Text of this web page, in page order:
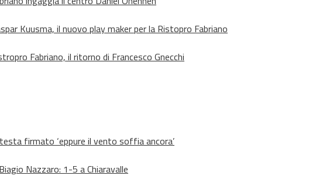
Kuusma, il nuovo play maker per la Ristopro Fabriano
Fabriano, il ritorno di Francesco Gnecchi
firmato ‘eppure il vento soffia ancora’
Nazzaro: 1-5 a Chiaravalle